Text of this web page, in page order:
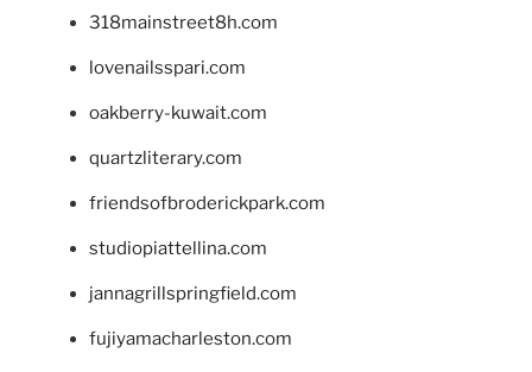
318mainstreet8h.com
lovenailsspari.com
oakberry-kuwait.com
quartzliterary.com
friendsofbroderickpark.com
studiopiattellina.com
jannagrillspringfield.com
fujiyamacharleston.com